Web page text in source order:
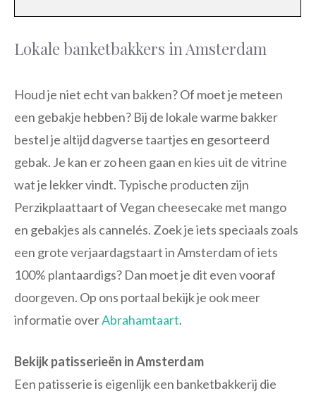
Lokale banketbakkers in Amsterdam
Houd je niet echt van bakken? Of moet je meteen
een gebakje hebben? Bij de lokale warme bakker
bestel je altijd dagverse taartjes en gesorteerd
gebak. Je kan er zo heen gaan en kies uit de vitrine
wat je lekker vindt. Typische producten zijn
Perzikplaattaart of Vegan cheesecake met mango
en gebakjes als cannelés. Zoek je iets speciaals zoals
een grote verjaardagstaart in Amsterdam of iets
100% plantaardigs? Dan moet je dit even vooraf
doorgeven. Op ons portaal bekijk je ook meer
informatie overAbrahamtaart.
Bekijk patisserieën in Amsterdam
Een patisserie is eigenlijk een banketbakkerij die